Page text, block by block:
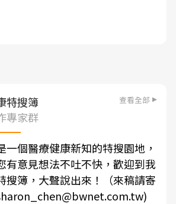
特搜簿 查看全部
專家群
一個醫療健康新知的特搜園地，
有意見想法不吐不快，歡迎到我
搜簿，大聲說出來！（來稿請寄